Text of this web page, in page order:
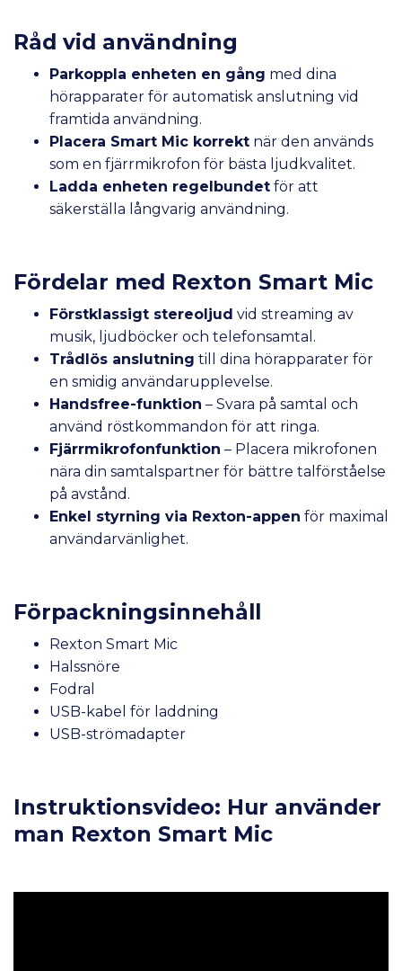
Råd vid användning
Parkoppla enheten en gång med dina
hörapparater för automatisk anslutning vid
framtida användning.
Placera Smart Mic korrekt när den används
som en fjärrmikrofon för bästa ljudkvalitet.
Ladda enheten regelbundet för att
säkerställa långvarig användning.
Fördelar med Rexton Smart Mic
Förstklassigt stereoljud vid streaming av
musik, ljudböcker och telefonsamtal.
Trådlös anslutning till dina hörapparater för
en smidig användarupplevelse.
Handsfree-funktion – Svara på samtal och
använd röstkommandon för att ringa.
Fjärrmikrofonfunktion – Placera mikrofonen
nära din samtalspartner för bättre talförståelse
på avstånd.
Enkel styrning via Rexton-appen för maximal
användarvänlighet.
Förpackningsinnehåll
Rexton Smart Mic
Halssnöre
Fodral
USB-kabel för laddning
USB-strömadapter
Instruktionsvideo: Hur använder
man Rexton Smart Mic